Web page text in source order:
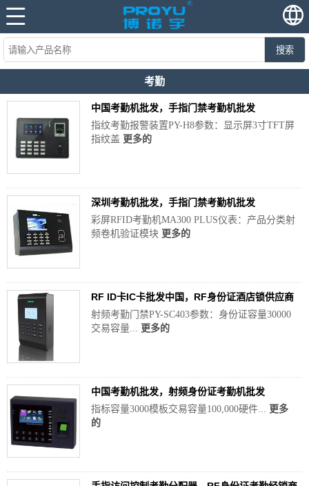
搜索
考勤
中国考勤机批发，手指门禁考勤机批发
指纹考勤报警装置PY-H8参数：显示屏3寸TFT屏
指纹盖 更多的
深圳考勤机批发，手指门禁考勤机批发
彩屏RFID考勤机MA300 PLUS仪表：产品分类射
频卷机验证模块 更多的
RF ID卡IC卡批发中国，RF身份证酒店锁供应商
射频考勤门禁PY-SC403参数：身份证容量30000
交易容量... 更多的
中国考勤机批发，射频身份证考勤机批发
指标容量3000模板交易容量100,000硬件... 更多
的